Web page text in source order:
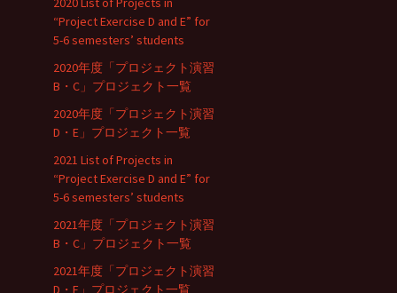
“Project Exercise D and E” for
5-6 semesters’ students
2020年度「プロジェクト演習
B・C」プロジェクト一覧
2020年度「プロジェクト演習
D・E」プロジェクト一覧
2021 List of Projects in
“Project Exercise D and E” for
5-6 semesters’ students
2021年度「プロジェクト演習
B・C」プロジェクト一覧
2021年度「プロジェクト演習
D・E」プロジェクト一覧